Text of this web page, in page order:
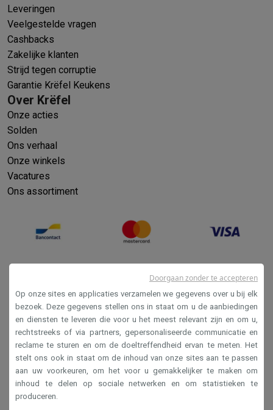
Leveringen
Veelgestelde vragen
Cashbacks
Zakelijke klanten
Strijd tegen corruptie
Garantie Krëfel Keukens
Over Krëfel
Onze acties
Solden
Ons verhaal
Onze winkels
Vacatures
Ons assortiment
Verkoopsvoorwaarden
Privacy
Disclaimer
Cookies
Op onze sites en applicaties verzamelen we gegevens over u bij elk
bezoek. Deze gegevens stellen ons in staat om u de aanbiedingen
en diensten te leveren die voor u het meest relevant zijn en om u,
rechtstreeks of via partners, gepersonaliseerde communicatie en
reclame te sturen en om de doeltreffendheid ervan te meten. Het
stelt ons ook in staat om de inhoud van onze sites aan te passen
aan uw voorkeuren, om het voor u gemakkelijker te maken om
inhoud te delen op sociale netwerken en om statistieken te
produceren.
Doorgaan zonder te accepteren